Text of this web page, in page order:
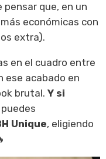
pensar que, en un
económicas con
extra).
en el cuadro entre
ese acabado en
brutal. Y si
puedes
Unique, eligiendo